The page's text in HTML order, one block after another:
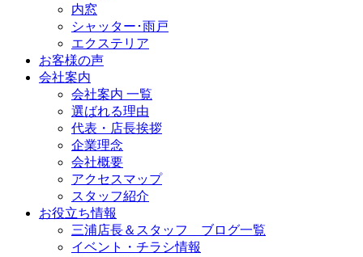
内窓
シャッター･雨戸
エクステリア
お客様の声
会社案内
会社案内 一覧
選ばれる理由
代表・店長挨拶
企業理念
会社概要
アクセスマップ
スタッフ紹介
お役立ち情報
三浦店長＆スタッフ ブログ一覧
イベント・チラシ情報